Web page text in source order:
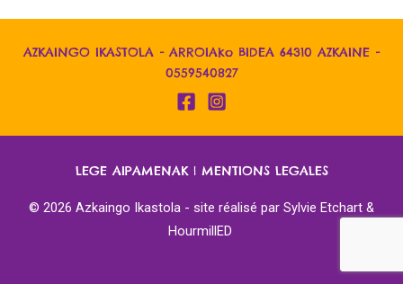
AZKAINGO IKASTOLA - ARROIAko BIDEA 64310 AZKAINE -
0559540827
LEGE AIPAMENAK| MENTIONS LEGALES
© 2026 Azkaingo Ikastola - site réalisé par Sylvie Etchart &
HourmillED